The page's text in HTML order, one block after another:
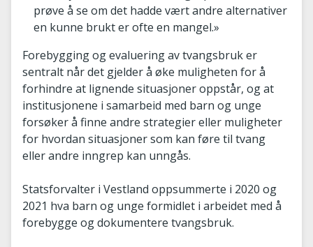
prøve å se om det hadde vært andre alternativer
en kunne brukt er ofte en mangel.»
Forebygging og evaluering av tvangsbruk er
sentralt når det gjelder å øke muligheten for å
forhindre at lignende situasjoner oppstår, og at
institusjonene i samarbeid med barn og unge
forsøker å finne andre strategier eller muligheter
for hvordan situasjoner som kan føre til tvang
eller andre inngrep kan unngås.
Statsforvalter i Vestland oppsummerte i 2020 og
2021 hva barn og unge formidlet i arbeidet med å
forebygge og dokumentere tvangsbruk.